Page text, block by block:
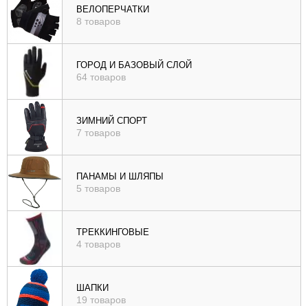
ВЕЛОПЕРЧАТКИ
8 товаров
ГОРОД И БАЗОВЫЙ СЛОЙ
64 товаров
ЗИМНИЙ СПОРТ
7 товаров
ПАНАМЫ И ШЛЯПЫ
5 товаров
ТРЕККИНГОВЫЕ
4 товаров
ШАПКИ
19 товаров